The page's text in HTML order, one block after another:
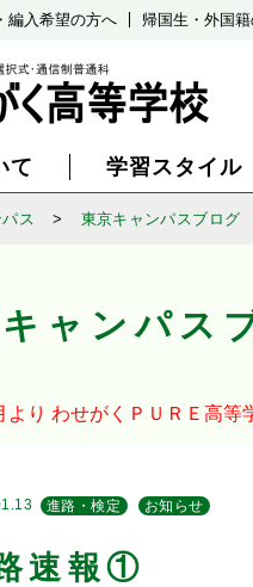
編入希望の方へ 帰国生・外国
て 学習スタイル
ス 東京キャンパスブログ
ャンパス
より わせがくＰＵＲＥ高等
進路・検定 お知らせ
速報①